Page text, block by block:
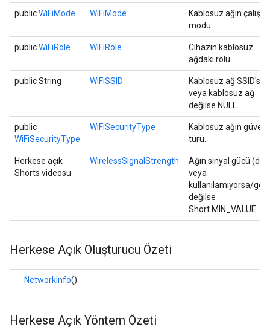
publicWiFiMode WiFiMode
Kablosuz ağın
modu.
publicWiFiRole WiFiRole
Cihazın kablosuz
ağdaki rolü.
public String WiFiSSID
Kablosuz ağ SSID'si
veya kablosuz ağ
değilse NULL.
public
WiFiSecurityType
WiFiSecurityType
Kablosuz ağın
türü.
Herkese açık
Shorts videosu
WirelessSignalStrength
Ağın sinyal gücü
veya
kullanılamıyorsa/
değilse
Short.MIN_VALUE.
Herkese Açık Oluşturucu Özeti
NetworkInfo()
Herkese Açık Yöntem Özeti